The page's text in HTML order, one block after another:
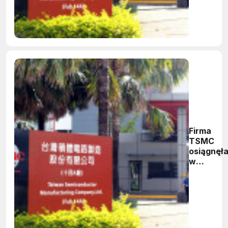
Firma
TSMC
osiągnęła
w